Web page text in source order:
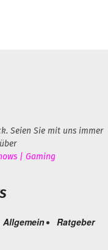
Seien Sie mit uns immer
| Gaming
Allgemein Ratgeber